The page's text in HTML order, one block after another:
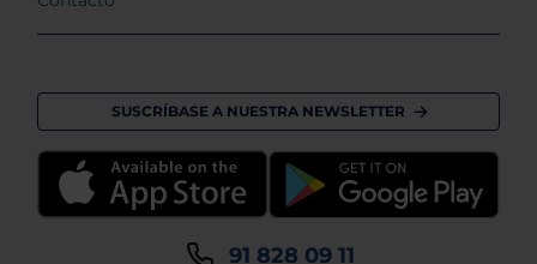
SUSCRÍBASE A NUESTRA NEWSLETTER
91 828 09 11